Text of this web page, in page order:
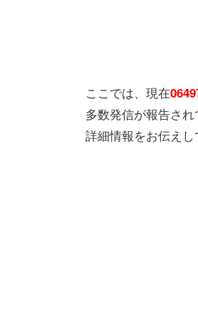
ここでは、現在
多数発信が報告され
詳細情報をお伝えし